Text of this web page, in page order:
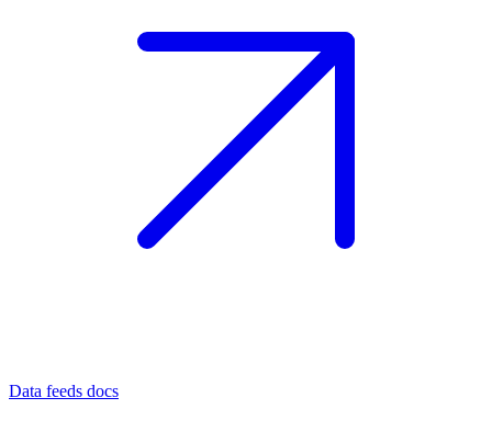
Data feeds docs